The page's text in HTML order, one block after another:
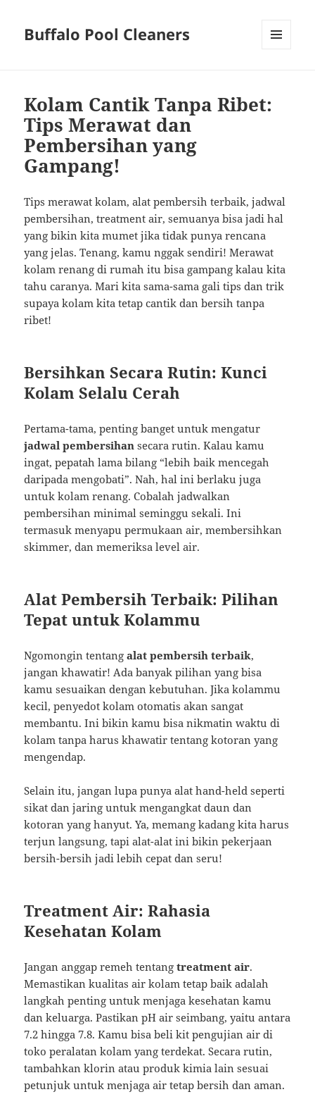
Buffalo Pool Cleaners
Kolam Cantik Tanpa Ribet:
Tips Merawat dan
Pembersihan yang
Gampang!
Tips merawat kolam, alat pembersih terbaik, jadwal
pembersihan, treatment air, semuanya bisa jadi hal
yang bikin kita mumet jika tidak punya rencana
yang jelas. Tenang, kamu nggak sendiri! Merawat
kolam renang di rumah itu bisa gampang kalau kita
tahu caranya. Mari kita sama-sama gali tips dan trik
supaya kolam kita tetap cantik dan bersih tanpa
ribet!
Bersihkan Secara Rutin: Kunci
Kolam Selalu Cerah
Pertama-tama, penting banget untuk mengatur
jadwal pembersihan secara rutin. Kalau kamu
ingat, pepatah lama bilang “lebih baik mencegah
daripada mengobati”. Nah, hal ini berlaku juga
untuk kolam renang. Cobalah jadwalkan
pembersihan minimal seminggu sekali. Ini
termasuk menyapu permukaan air, membersihkan
skimmer, dan memeriksa level air.
Alat Pembersih Terbaik: Pilihan
Tepat untuk Kolammu
Ngomongin tentangalat pembersih terbaik,
jangan khawatir! Ada banyak pilihan yang bisa
kamu sesuaikan dengan kebutuhan. Jika kolammu
kecil, penyedot kolam otomatis akan sangat
membantu. Ini bikin kamu bisa nikmatin waktu di
kolam tanpa harus khawatir tentang kotoran yang
mengendap.
Selain itu, jangan lupa punya alat hand-held seperti
sikat dan jaring untuk mengangkat daun dan
kotoran yang hanyut. Ya, memang kadang kita harus
terjun langsung, tapi alat-alat ini bikin pekerjaan
bersih-bersih jadi lebih cepat dan seru!
Treatment Air: Rahasia
Kesehatan Kolam
Jangan anggap remeh tentangtreatment air.
Memastikan kualitas air kolam tetap baik adalah
langkah penting untuk menjaga kesehatan kamu
dan keluarga. Pastikan pH air seimbang, yaitu antara
7.2 hingga 7.8. Kamu bisa beli kit pengujian air di
toko peralatan kolam yang terdekat. Secara rutin,
tambahkan klorin atau produk kimia lain sesuai
petunjuk untuk menjaga air tetap bersih dan aman.